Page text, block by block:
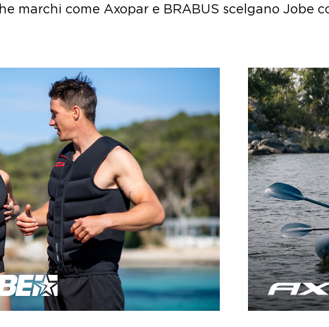
marchi come Axopar e BRABUS scelgano